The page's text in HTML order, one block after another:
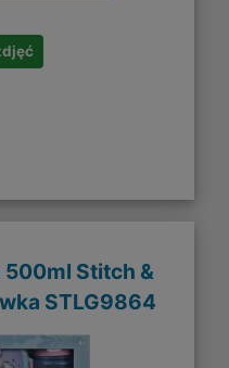
Stitch &
STLG9864